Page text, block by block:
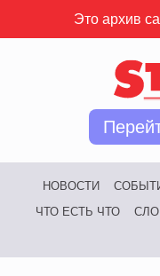
Это архив
НОВОСТИ
ЧТО ЕСТЬ ЧТО